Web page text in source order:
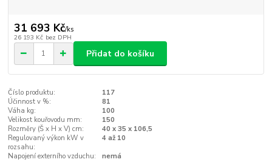
31 693 Kč/ks
26 193 Kč bez DPH
Přidat do košíku
Číslo produktu:
117
Účinnost v %:
81
Váha kg:
100
Velikost kouřovodu mm:
150
Rozměry (Š x H x V) cm:
40 x 35 x 106,5
Regulovaný výkon kW v
rozsahu:
4 až 10
Napojení externího vzduchu:
nemá